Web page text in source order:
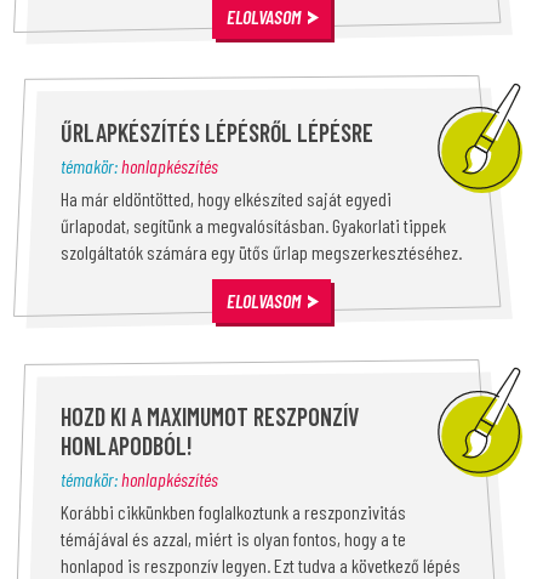
ELOLVASOM
ŰRLAPKÉSZÍTÉS LÉPÉSRŐL LÉPÉSRE
témakör:honlapkészítés
Ha már eldöntötted, hogy elkészíted saját egyedi
űrlapodat, segítünk a megvalósításban. Gyakorlati tippek
szolgáltatók számára egy ütős űrlap megszerkesztéséhez.
ELOLVASOM
HOZD KI A MAXIMUMOT RESZPONZÍV
HONLAPODBÓL!
témakör:honlapkészítés
Korábbi cikkünkben foglalkoztunk a reszponzivitás
témájával és azzal, miért is olyan fontos, hogy a te
honlapod is reszponzív legyen. Ezt tudva a következő lépés